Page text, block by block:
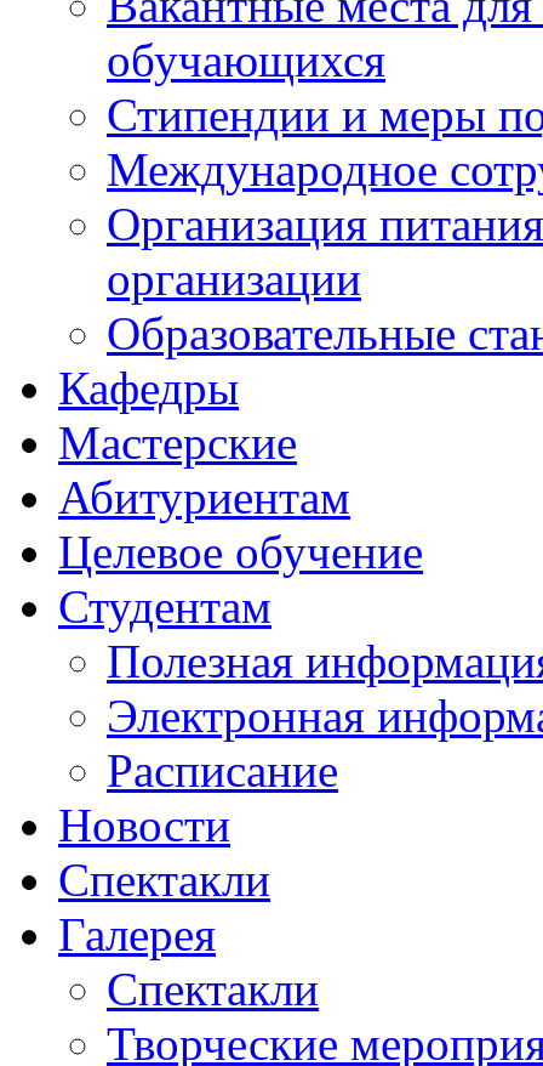
обучающихся
Стипендии и меры
Международное
Организация
организации
Образовательные
Кафедры
Мастерские
Абитуриентам
Целевое обучение
Студентам
Полезная
Электронная
Расписание
Новости
Спектакли
Галерея
Спектакли
Творческие